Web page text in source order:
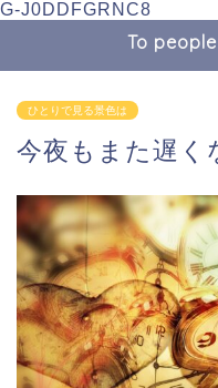
G-J0DDFGRNC8
To
ひとりで見る景色は
今夜もまた遅く